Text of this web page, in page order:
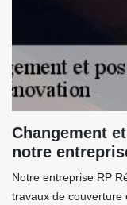
Changement
notre
Notre entreprise RP
travaux de couverture